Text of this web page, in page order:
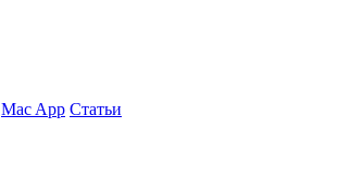
Mac App Статьи